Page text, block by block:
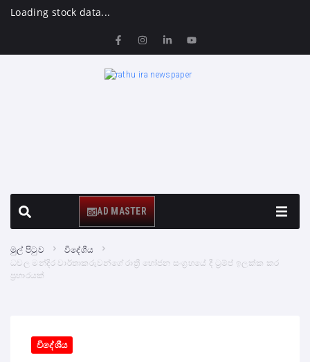
Loading stock data...
AD MASTER
මුල් පිටුව
විදේශීය
ධවල මන්දිර වාර්තාකරුවන්ගේ රාත්‍රී භෝජන සංග්‍රහයේ දී ට්‍රම්ප් ඉලක්ක කර
ප්‍රහාරයක්
විදේශීය